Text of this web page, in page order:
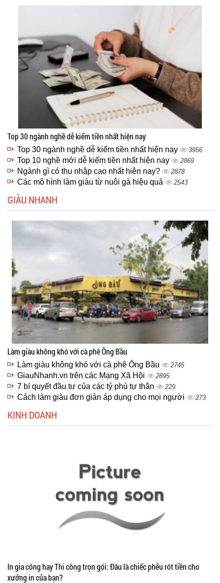
Top 30 ngành nghề dễ kiếm tiền nhất hiện nay
Top 30 ngành nghề dễ kiếm tiền nhất hiện nay 3956
Top 10 nghề mới dễ kiếm tiền nhất hiện nay 2869
Ngành gì có thu nhập cao nhất hiện nay? 2878
Các mô hình làm giàu từ nuôi gà hiệu quả 2543
GIÀU NHANH
Làm giàu không khó với cà phê Ông Bầu
Làm giàu không khó với cà phê Ông Bầu 2745
GiauNhanh.vn trên các Mạng Xã Hội 2895
7 bí quyết đầu tư của các tỷ phú tự thân 229
Cách làm giàu đơn giản áp dụng cho mọi người 273
KINH DOANH
In gia công hay Thi công trọn gói: Đâu là chiếc phễu rót tiền cho
xưởng in của bạn?